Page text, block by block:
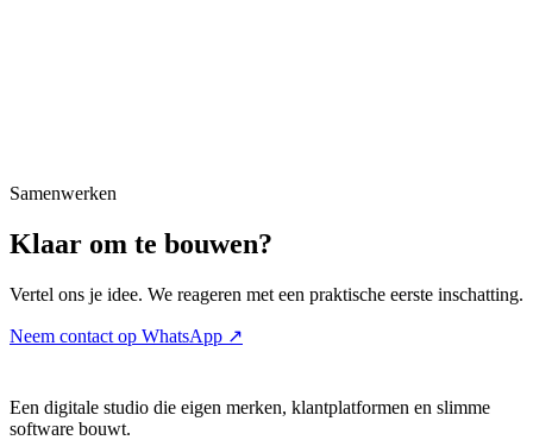
Samenwerken
Klaar om te bouwen?
Vertel ons je idee. We reageren met een praktische eerste inschatting.
Neem contact op WhatsApp ↗
Een digitale studio die eigen merken, klantplatformen en slimme
software bouwt.